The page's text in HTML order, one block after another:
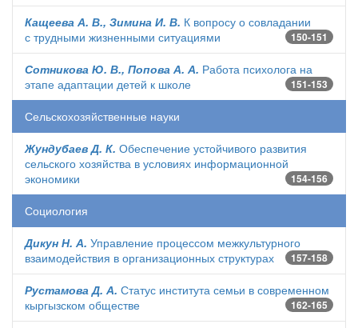
Кащеева А. В., Зимина И. В. К вопросу о совладании
с трудными жизненными ситуациями
150-151
Сотникова Ю. В., Попова А. А. Работа психолога на
этапе адаптации детей к школе
151-153
Сельскохозяйственные науки
Жундубаев Д. К. Обеспечение устойчивого развития
сельского хозяйства в условиях информационной
экономики
154-156
Социология
Дикун Н. А. Управление процессом межкультурного
взаимодействия в организационных структурах
157-158
Рустамова Д. А. Статус института семьи в современном
кыргызском обществе
162-165